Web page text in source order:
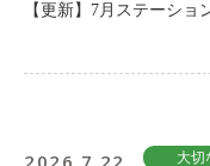
【更新】7月ステーショ
大切